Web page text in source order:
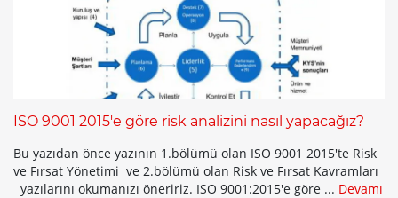
ISO 9001 2015'e göre risk analizini nasıl yapacağız?
Bu yazıdan önce yazının 1.bölümü olan ISO 9001 2015'te Risk
ve Fırsat Yönetimi ve 2.bölümü olan Risk ve Fırsat Kavramları
yazılarını okumanızı öneririz. ISO 9001:2015'e göre ... Devamı